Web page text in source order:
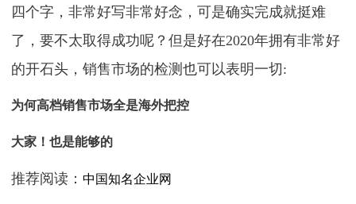
四个字，非常好写非常好念，可是确实完成就挺难
了，要不太取得成功呢？但是好在2020年拥有非常好
的开石头，销售市场的检测也可以表明一切:
为何高档销售市场全是海外把控
大家！也是能够的
推荐阅读：中国知名企业网